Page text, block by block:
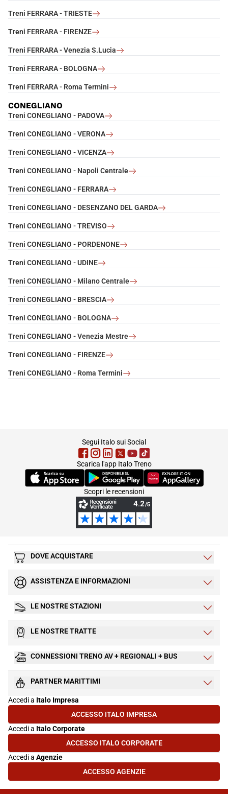
Treni FERRARA - TRIESTE
Treni FERRARA - FIRENZE
Treni FERRARA - Venezia S.Lucia
Treni FERRARA - BOLOGNA
Treni FERRARA - Roma Termini
CONEGLIANO
Treni CONEGLIANO - PADOVA
Treni CONEGLIANO - VERONA
Treni CONEGLIANO - VICENZA
Treni CONEGLIANO - Napoli Centrale
Treni CONEGLIANO - FERRARA
Treni CONEGLIANO - DESENZANO DEL GARDA
Treni CONEGLIANO - TREVISO
Treni CONEGLIANO - PORDENONE
Treni CONEGLIANO - UDINE
Treni CONEGLIANO - Milano Centrale
Treni CONEGLIANO - BRESCIA
Treni CONEGLIANO - BOLOGNA
Treni CONEGLIANO - Venezia Mestre
Treni CONEGLIANO - FIRENZE
Treni CONEGLIANO - Roma Termini
Segui Italo sui Social
Scarica l'app Italo Treno
(Si apre in una nuova scheda)(Si apre in una nuova scheda)
(Si apre in una nuova
Scopri le recensioni
DOVE ACQUISTARE
ASSISTENZA E INFORMAZIONI
LE NOSTRE STAZIONI
LE NOSTRE TRATTE
CONNESSIONI TRENO AV + REGIONALI + BUS
PARTNER MARITTIMI
Accedi a Italo Impresa
ACCESSO ITALO IMPRESA(SI APRE IN UNA NUOVA SCHEDA)
Accedi a Italo Corporate
ACCESSO ITALO CORPORATE(SI APRE IN UNA NUOVA SCHEDA)
Accedi a Agenzie
ACCESSO AGENZIE(SI APRE IN UNA NUOVA SCHEDA)